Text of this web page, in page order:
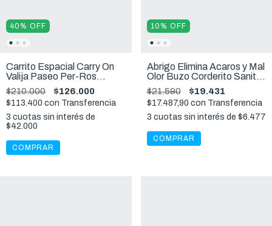
40% OFF
Carrito Espacial Carry On
Valija Paseo Per-Ros
Mochila Coche
$210.000 $126.000
$113.400 con Transferencia
3 cuotas sin interés de
$42.000
COMPRAR
10% OFF
Abrigo Elimina Acaros y Mal
Olor Buzo Corderito Sanity
Calentito Talle 4
$21.590 $19.431
$17.487,90 con Transferencia
3 cuotas sin interés de $6.477
COMPRAR